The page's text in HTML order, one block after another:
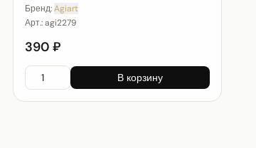
Бренд:Agiart
Арт.:agi2279
390 ₽
В корзину